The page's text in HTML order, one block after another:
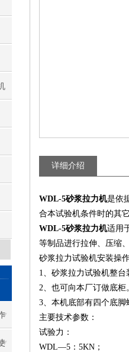
详细介绍
WDL-5砂浆拉力机是依
合本试验机条件时的其
WDL-5砂浆拉力机适用
等制品进行拉伸、压缩
砂浆拉力试验机安装操
1、砂浆拉力试验机整
2、也可向本厂订做底
3、本机底部有四个底
主要技术参数：
试验力：
WDL—5：5KN；